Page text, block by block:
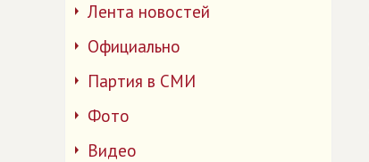
Лента новостей
Официально
Партия в СМИ
Фото
Видео